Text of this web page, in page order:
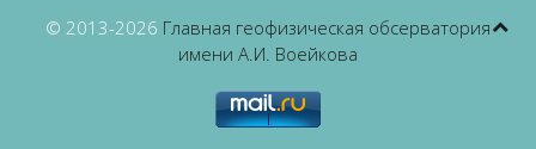
© 2013-2026 Главная геофизическая обсерватория
имени А.И. Воейкова